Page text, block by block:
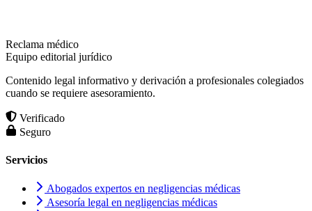
Reclama médico
Equipo editorial jurídico
Contenido legal informativo y derivación a profesionales colegiados
cuando se requiere asesoramiento.
Verificado
Seguro
Servicios
Abogados expertos en negligencias médicas
Asesoría legal en negligencias médicas